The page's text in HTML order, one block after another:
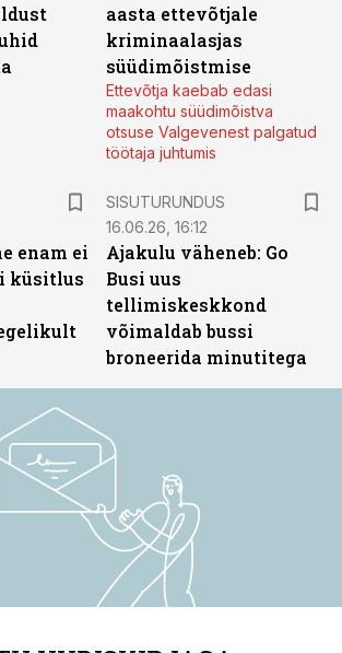
aasta ettevõtjale
kriminaalasjas
süüdimõistmise
Ettevõtja kaebab edasi
maakohtu süüdimõistva
otsuse Valgevenest palgatud
töötaja juhtumis
enam ei
küsitlus
SISUTURUNDUS
16.06.26, 16:12
Ajakulu väheneb: Go
Busi uus
tellimiskeskkond
võimaldab bussi
broneerida minutitega